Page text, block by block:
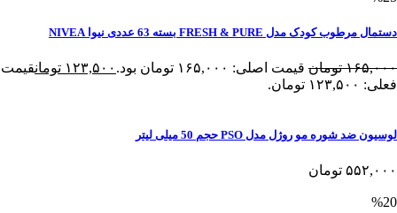
دستمال مرطوب کودک مدل FRESH & PURE بسته 63 عددی نیوا NIVEA
۱۶۵,۰۰۰ تومان قیمت اصلی: ۱۶۵,۰۰۰ تومان بود. ۱۲۳,۵۰۰ تومانقیمت
فعلی: ۱۲۳,۵۰۰ تومان.
لوسیون ضد شوره مو روژل مدل PSO حجم 50 میلی لیتر
۵۵۲,۰۰۰ تومان
%20